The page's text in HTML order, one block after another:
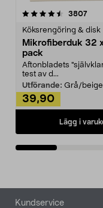
3807
Köksrengöring & disk
Mikrofiberduk 32
pack
Aftonbladets
test av d...
Utförande: Grå/beige
39,90
Lägg i
4.0av 5 stjärnor
Sidfot
Kundservice